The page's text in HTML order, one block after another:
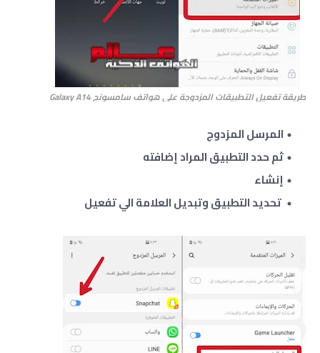
طريقة تفعيل التطبيقات المزدوجة على هواتف سامسونجGalaxy A14
المرسل المزدوج
ثم حدد التطبيق المراد إضافته ‏
إنشاء
‏تحديد التطبيق وتبديل العلامة الي تفعيل